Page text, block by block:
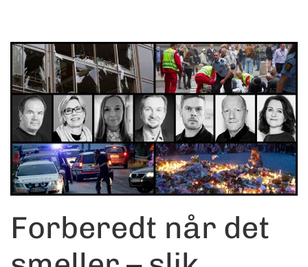
Forberedt når det